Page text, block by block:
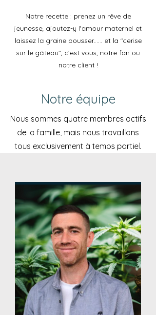
Notre recette : prenez un rêve de
jeunesse, ajoutez-y l'amour maternel et
laissez la graine pousser...... et la "cerise
sur le gâteau", c'est vous, notre fan ou
notre client !
Notre équipe
Nous sommes quatre membres actifs
de la famille, mais nous travaillons
tous exclusivement à temps partiel.